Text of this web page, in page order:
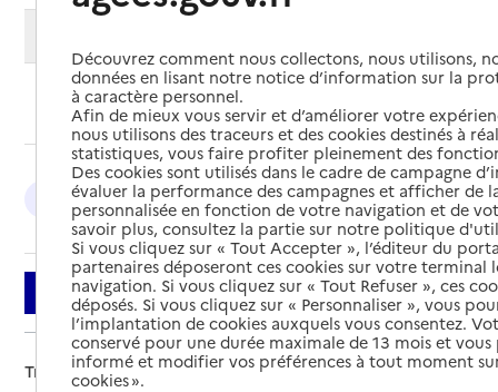
Ajouter cette recherche aux favoris
Grenoble : 4 La Tour-du-Pin : 2 Fontaine : 2
Filtrer
Trier par :
Découvrez comment nous collectons, nous utilisons,
données en lisant notre notice d’information sur la
à caractère personnel.
Afin de mieux vous servir et d’améliorer votre
nous utilisons des traceurs et des cookies destinés à
statistiques, vous faire profiter pleinement des
Des cookies sont utilisés dans le cadre de campagne
évaluer la performance des campagnes et afficher de
personnalisée en fonction de votre navigation et de
savoir plus, consultez la partie sur notre politique
Si vous cliquez sur « Tout Accepter », l’éditeur du
partenaires déposeront ces cookies sur votre terminal
navigation. Si vous cliquez sur « Tout Refuser », ces
déposés. Si vous cliquez sur « Personnaliser », vous
l’implantation de cookies auxquels vous consentez.
conservé pour une durée maximale de 13 mois et
informé et modifier vos préférences à tout moment
cookies ».